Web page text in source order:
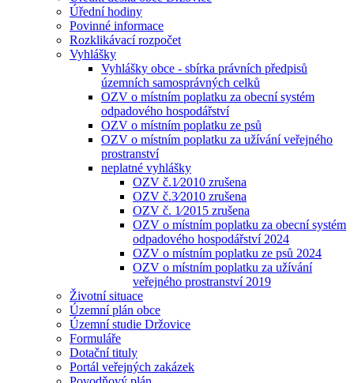
Úřední hodiny
Povinné informace
Rozklikávací rozpočet
Vyhlášky
Vyhlášky obce - sbírka právních předpisů
územních samosprávných celků
OZV o místním poplatku za obecní systém
odpadového hospodářství
OZV o místním poplatku ze psů
OZV o místním poplatku za užívání veřejného
prostranství
neplatné vyhlášky
OZV č.1⁄2010 zrušena
OZV č.3⁄2010 zrušena
OZV č. 1⁄2015 zrušena
OZV o místním poplatku za obecní systém
odpadového hospodářství 2024
OZV o místním poplatku ze psů 2024
OZV o místním poplatku za užívání
veřejného prostranství 2019
Životní situace
Územní plán obce
Územní studie Držovice
Formuláře
Dotační tituly
Portál veřejných zakázek